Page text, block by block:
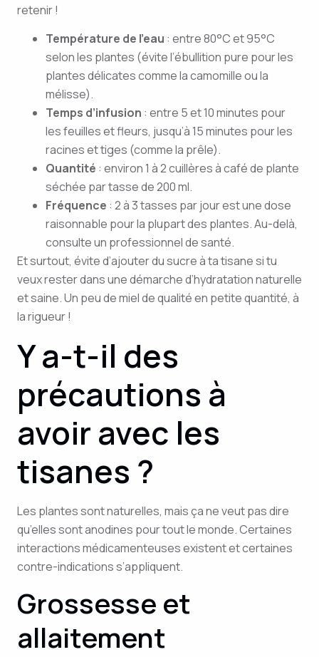
retenir !
Température de l’eau : entre 80°C et 95°C
selon les plantes (évite l’ébullition pure pour les
plantes délicates comme la camomille ou la
mélisse).
Temps d’infusion : entre 5 et 10 minutes pour
les feuilles et fleurs, jusqu’à 15 minutes pour les
racines et tiges (comme la prêle).
Quantité : environ 1 à 2 cuillères à café de plante
séchée par tasse de 200 ml.
Fréquence : 2 à 3 tasses par jour est une dose
raisonnable pour la plupart des plantes. Au-delà,
consulte un professionnel de santé.
Et surtout, évite d’ajouter du sucre à ta tisane si tu
veux rester dans une démarche d’hydratation naturelle
et saine. Un peu de miel de qualité en petite quantité, à
la rigueur !
Y a-t-il des
précautions à
avoir avec les
tisanes ?
Les plantes sont naturelles, mais ça ne veut pas dire
qu’elles sont anodines pour tout le monde. Certaines
interactions médicamenteuses existent et certaines
contre-indications s’appliquent.
Grossesse et
allaitement